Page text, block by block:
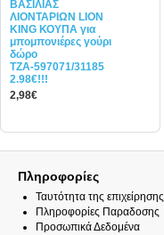
ΒΑΣΙΛΙΑΣ
ΛΙΟΝΤΑΡΙΩΝ LION
KING ΚΟΥΠΑ για
μπομπονιέρες γούρι
δώρο
ΤΖΑ-597071/31185
2.98€!!!
2,98€
Πληροφορίες
Ταυτότητα της επιχείρησης
Πληροφορίες Παραδοσης
Προσωπικά Δεδομένα